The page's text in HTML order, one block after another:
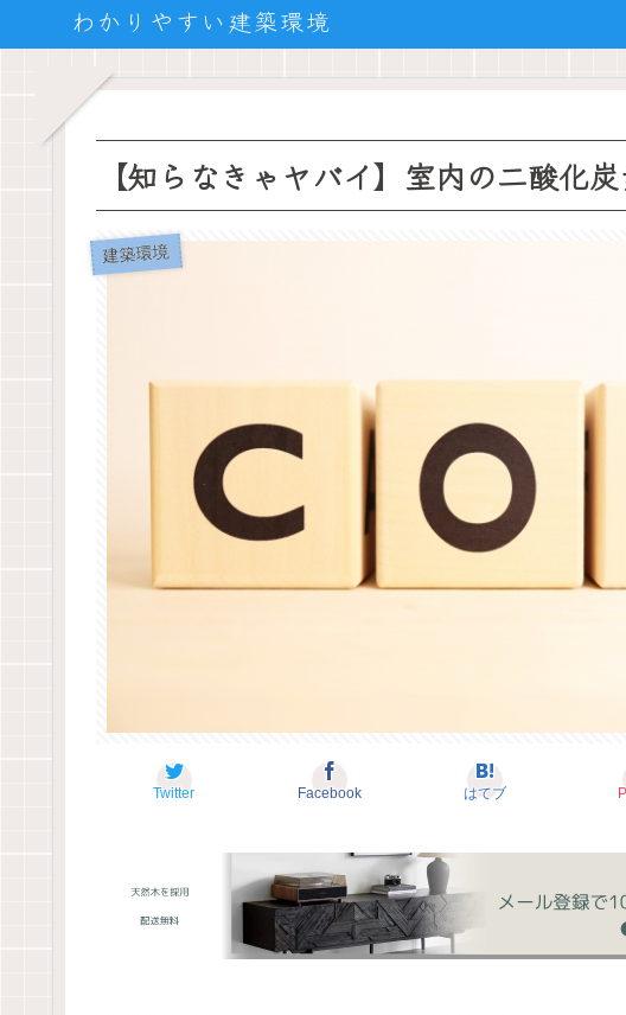
わかりやすい建築環境
【知らなきゃヤバイ】室内の二酸化
建築環境
Twitter Facebook はてブ